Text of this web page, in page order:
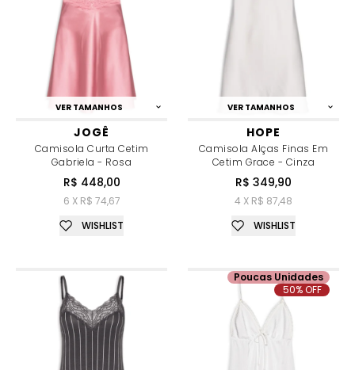
VER TAMANHOS
JOGÊ
Camisola Curta Cetim
Gabriela - Rosa
R$ 448,00
6 X R$ 74,67
WISHLIST
VER TAMANHOS
HOPE
Camisola Alças Finas Em
Cetim Grace - Cinza
R$ 349,90
4 X R$ 87,48
WISHLIST
Poucas Unidades
50% OFF